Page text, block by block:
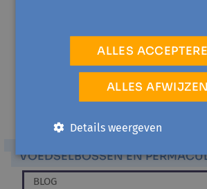
Piet Van Meerbeek
De hele eindejaarsperiode is hét
als consument wereldwijd verleid
spullen te kopen....
VOEDSELBOSSEN EN
BLOG
ALLES
ALLES AFWIJZEN
Details weergeven